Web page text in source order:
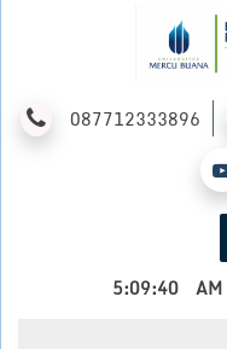
UMB Biro Karir
087712333896
5:09:40
AM